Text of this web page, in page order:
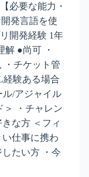
必要な能力・
発言語を使
開発経験 1年
解 ●尚可 ・
・チケット管
経験ある場合
ル/アジャイル
＞ ・チャレン
な方 ＜フィ
仕事に携わ
たい方 ・今